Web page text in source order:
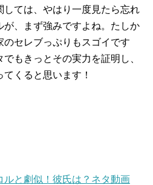
しては、やはり一度見たら忘れ
が、まず強みですよね。たしか
セレブっぷりもスゴイです
もきっとその実力を証明し、
くると思います！
と劇似！彼氏は？ネタ動画